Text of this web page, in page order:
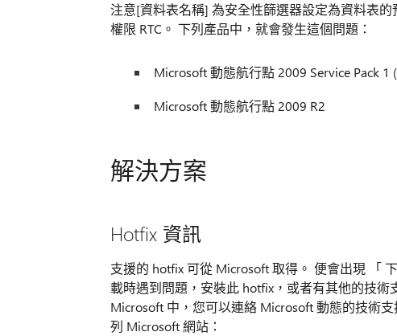
注意[資料表名稱] 為安全性篩選器設定為資料表
權限 RTC。 下列產品中，就會發生這個問題：
Microsoft 動態航行點 2009 Service Pack 1
Microsoft 動態航行點 2009 R2
解決方案
Hotfix 資訊
支援的 hotfix 可從 Microsoft 取得。 便會出現 「
載時遇到問題，安裝此 hotfix，或者有其他的技
Microsoft 中，您可以連絡 Microsoft 動態的技術
列 Microsoft 網站：